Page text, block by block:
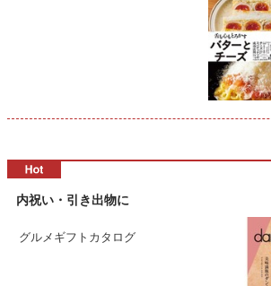
内祝い・引き出物に
グルメギフトカタログ